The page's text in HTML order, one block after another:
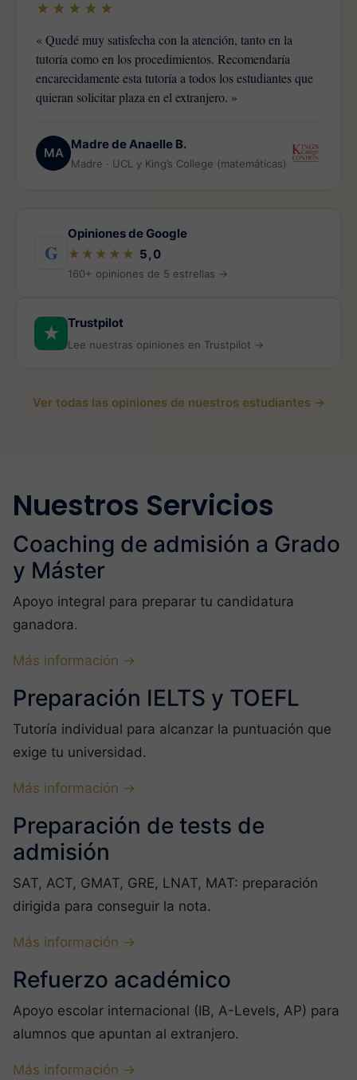
★★★★★
« Quedé muy satisfecha con la atención, tanto en la
tutoría como en los procedimientos. Recomendaría
encarecidamente esta tutoría a todos los estudiantes que
quieran solicitar plaza en el extranjero. »
MA
Madre de Anaelle B.
Madre · UCL y King’s College (matemáticas)
G
Opiniones de Google
★★★★★ 5,0
160+ opiniones de 5 estrellas →
★ Trustpilot
Lee nuestras opiniones en Trustpilot →
Ver todas las opiniones de nuestros estudiantes →
Nuestros Servicios
Coaching de admisión a Grado
y Máster
Apoyo integral para preparar tu candidatura
ganadora.
Más información →
Preparación IELTS y TOEFL
Tutoría individual para alcanzar la puntuación que
exige tu universidad.
Más información →
Preparación de tests de
admisión
SAT, ACT, GMAT, GRE, LNAT, MAT: preparación
dirigida para conseguir la nota.
Más información →
Refuerzo académico
Apoyo escolar internacional (IB, A-Levels, AP) para
alumnos que apuntan al extranjero.
Más información →